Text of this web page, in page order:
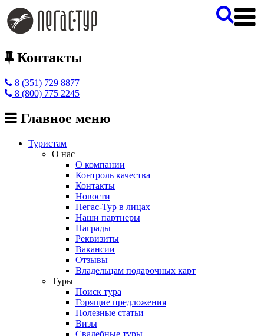
Контакты
8 (351) 729 8877
8 (800) 775 2245
Главное меню
Туристам
О нас
О компании
Контроль качества
Контакты
Новости
Пегас-Тур в лицах
Наши партнеры
Награды
Реквизиты
Вакансии
Отзывы
Владельцам подарочных карт
Туры
Поиск тура
Горящие предложения
Полезные статьи
Визы
Свадебные туры